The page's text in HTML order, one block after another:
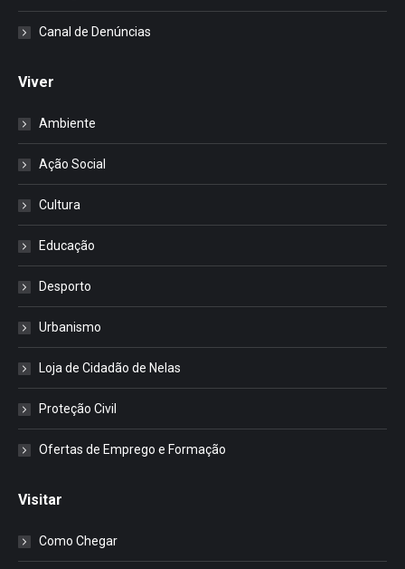
Canal de Denúncias
Viver
Ambiente
Ação Social
Cultura
Educação
Desporto
Urbanismo
Loja de Cidadão de Nelas
Proteção Civil
Ofertas de Emprego e Formação
Visitar
Como Chegar